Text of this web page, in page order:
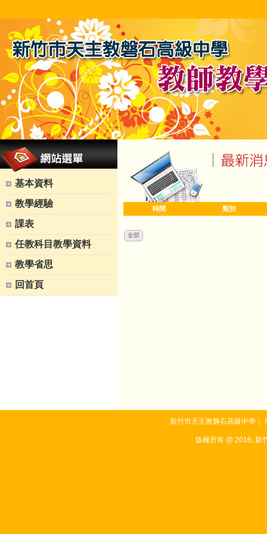
基本資料
教學經驗
課表
任教科目教學資料
教學省思
回首頁
時間 類別
全部
新竹市天主教磐石高級中學｜
版權所有 @ 2016, 新